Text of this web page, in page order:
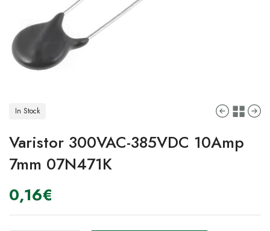
In Stock
Varistor 300VAC-385VDC 10Amp
7mm 07N471K
0,16€